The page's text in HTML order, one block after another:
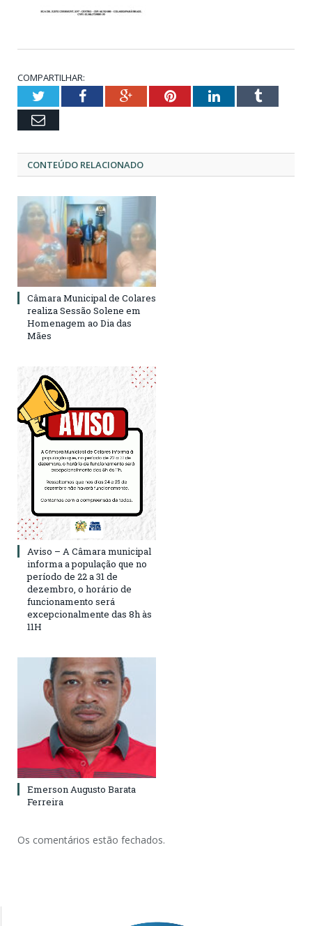
COMPARTILHAR:
TwitterFacebookGoogle+PinterestLinkedInTumblr
Email
CONTEÚDO RELACIONADO
Câmara Municipal de Colares
realiza Sessão Solene em
Homenagem ao Dia das
Mães
Aviso – A Câmara municipal
informa a população que no
período de 22 a 31 de
dezembro, o horário de
funcionamento será
excepcionalmente das 8h às
11H
Emerson Augusto Barata
Ferreira
Os comentários estão fechados.